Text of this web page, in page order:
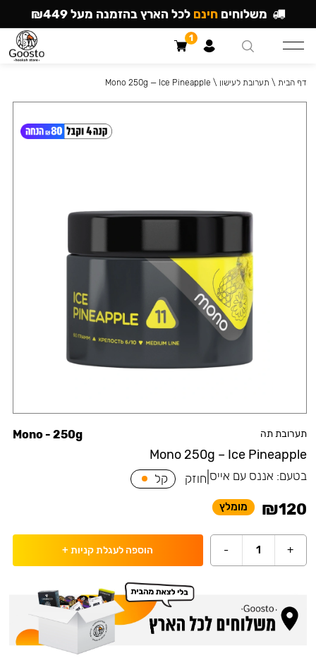
תערובת תה
Mono 250g – Ice Pineapple
Mono - 250g
בטעם: אננס עם אייס חוזק קל
₪120 מומלץ
+
1
- הוספה לעגלת קניות +
דף הבית \ תערובת לעישון \
Mono 250g — Ice Pineapple
משלוחים חינם לכל הארץ בהזמנה מעל ₪449
1